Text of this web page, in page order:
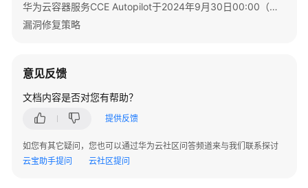
华为云容器服务CCE Autopilot于2024年9月30日00:00（北京时间）转商
漏洞修复策略
意见反馈
文档内容是否对您有帮助？
提供反馈
如您有其它疑问，您也可以通过华为云社区问答频道来与我们联系探讨
云宝助手提问
云社区提问